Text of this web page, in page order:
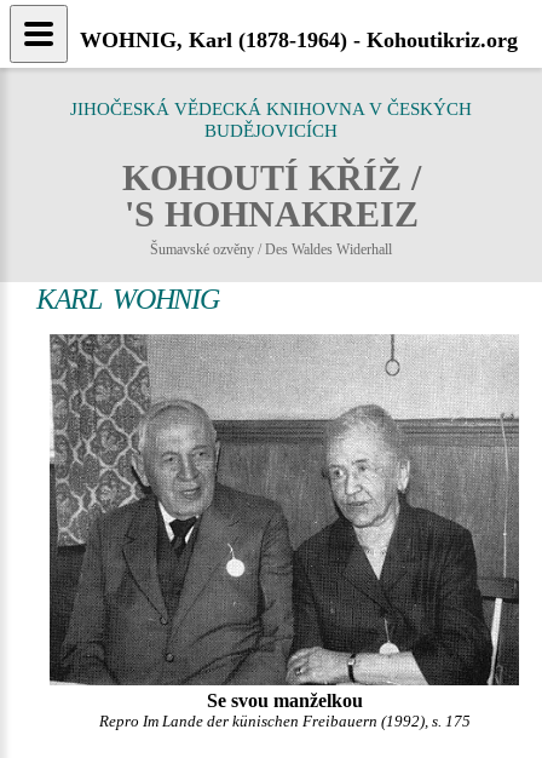
JIHOČESKÁ VĚDECKÁ KNIHOVNA V ČESKÝCH
BUDĚJOVICÍCH
KOHOUTÍ KŘÍŽ /
'S HOHNAKREIZ
Šumavské ozvěny / Des Waldes Widerhall
KARL WOHNIG
Se svou manželkou
Repro Im Lande der künischen Freibauern (1992), s. 175
WOHNIG, Karl (1878-1964) - Kohoutikriz.org